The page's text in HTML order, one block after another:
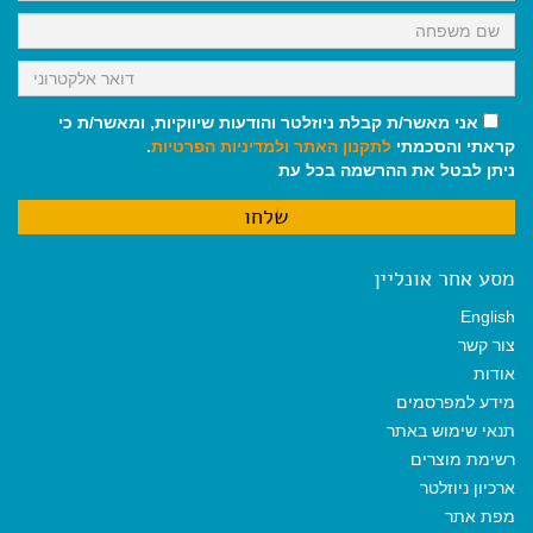
אני מאשר/ת קבלת ניוזלטר והודעות שיווקיות, ומאשר/ת כי
קראתי והסכמתי לתקנון האתר ולמדיניות הפרטיות.
ניתן לבטל את ההרשמה בכל עת
מסע אחר אונליין
English
צור קשר
אודות
מידע למפרסמים
תנאי שימוש באתר
רשימת מוצרים
ארכיון ניוזלטר
מפת אתר